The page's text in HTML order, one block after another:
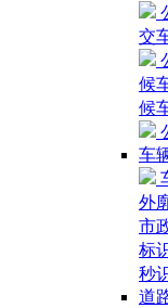
交
候
候
车
外
市
标
秒
道